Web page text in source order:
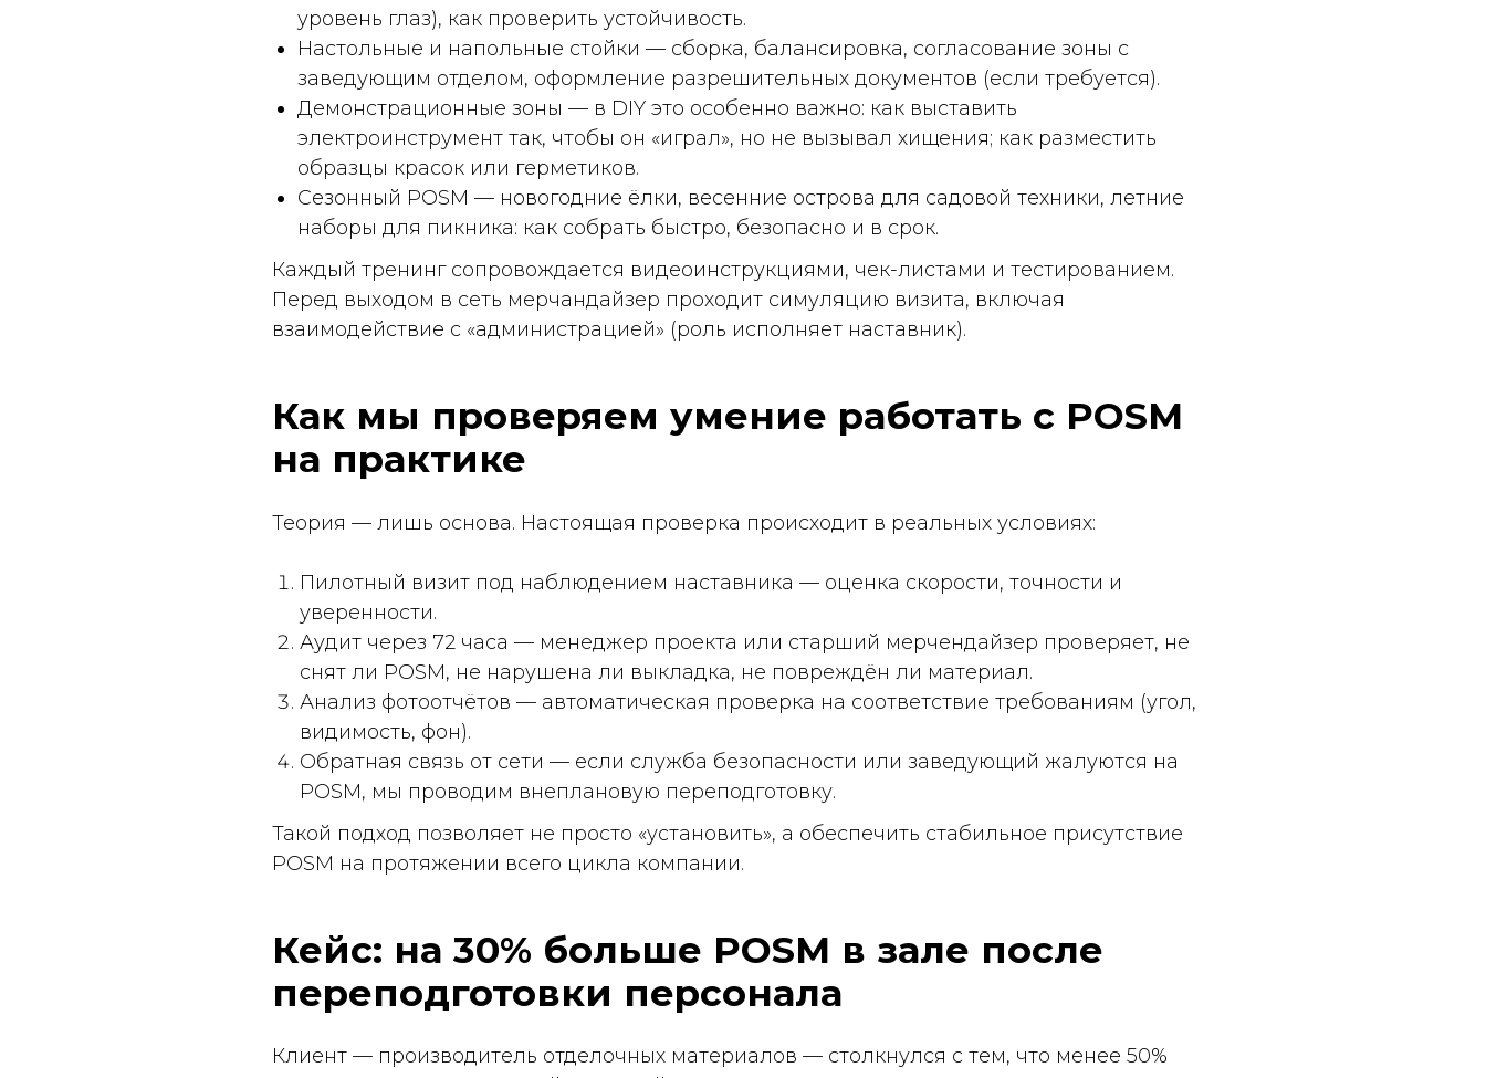
Каждый тренинг сопровождается видеоинструкциями, чек-листами и тестированием.
Перед выходом в сеть мерчандайзер проходит симуляцию визита, включая
взаимодействие с «администрацией» (роль исполняет наставник).
Как мы проверяем умение работать с POSM
на практике
Пилотный визит под наблюдением наставника — оценка скорости, точности и
уверенности.
Анализ фотоотчётов — автоматическая проверка на соответствие требованиям (угол,
видимость, фон).
Обратная связь от сети — если служба безопасности или заведующий жалуются на
Такой подход позволяет не просто «установить», а обеспечить стабильное присутствие
Кейс: на 30% больше POSM в зале после
переподготовки персонала
Клиент — производитель отделочных материалов — столкнулся с тем, что менее 50%
POSM попадало в торговый зал сетей «Леруа Мерлен» и «Петрович».
Причины: сложная сборка демонстрационных стоек и отсутствие согласования с
администрацией.
коммуникацию;
Разработали видеоинструкции под каждый тип POSM и разместили их в мобильном
приложении;
Внедрили двойную фотофиксацию: «до установки» и «после»;